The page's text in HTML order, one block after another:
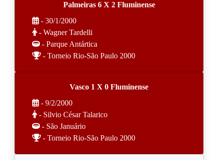
Palmeiras 6 X 2 Fluminense
- 30/1/2000
- Wagner Tardelli
- Parque Antártica
- Torneio Rio-São Paulo 2000
Vasco 1 X 0 Fluminense
- 9/2/2000
- Silvio César Talarico
- São Januário
- Torneio Rio-São Paulo 2000